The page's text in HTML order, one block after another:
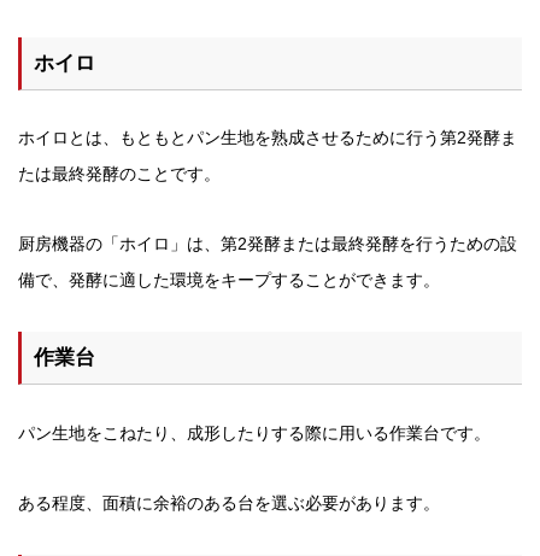
ホイロ
ホイロとは、もともとパン生地を熟成させるために行う第2発酵ま
たは最終発酵のことです。
厨房機器の「ホイロ」は、第2発酵または最終発酵を行うための設
備で、発酵に適した環境をキープすることができます。
作業台
パン生地をこねたり、成形したりする際に用いる作業台です。
ある程度、面積に余裕のある台を選ぶ必要があります。